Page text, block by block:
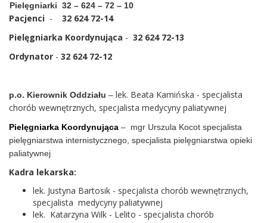
Pielęgniarki 32 – 624 – 72 – 10
Pacjenci - 32 624 72-14
Pielęgniarka Koordynująca - 32 624 72-13
Ordynator - 32 624 72-12
p.o. Kierownik Oddziału – lek. Beata Kamińska - specjalista
chorób wewnętrznych, specjalista medycyny paliatywnej
Pielęgniarka Koordynująca – mgr Urszula Kocot specjalista
pielęgniarstwa internistycznego, specjalista pielęgniarstwa opieki
paliatywnej
Kadra lekarska:
lek. Justyna Bartosik - specjalista chorób wewnętrznych,
specjalista medycyny paliatywnej
lek. Katarzyna Wilk - Lelito - specjalista chorób